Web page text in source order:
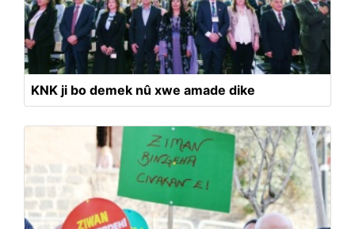
KNK ji bo demek nû xwe amade dike